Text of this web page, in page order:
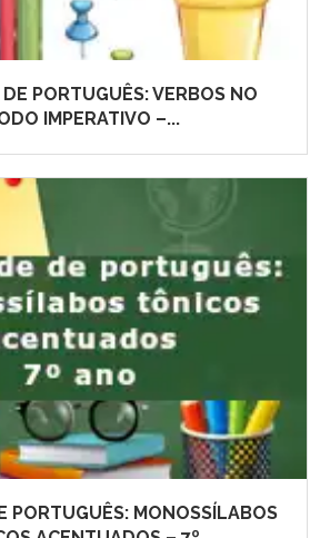
PORTUGUÊS: VERBOS NO
IMPERATIVO –...
PORTUGUÊS: MONOSSÍLABOS